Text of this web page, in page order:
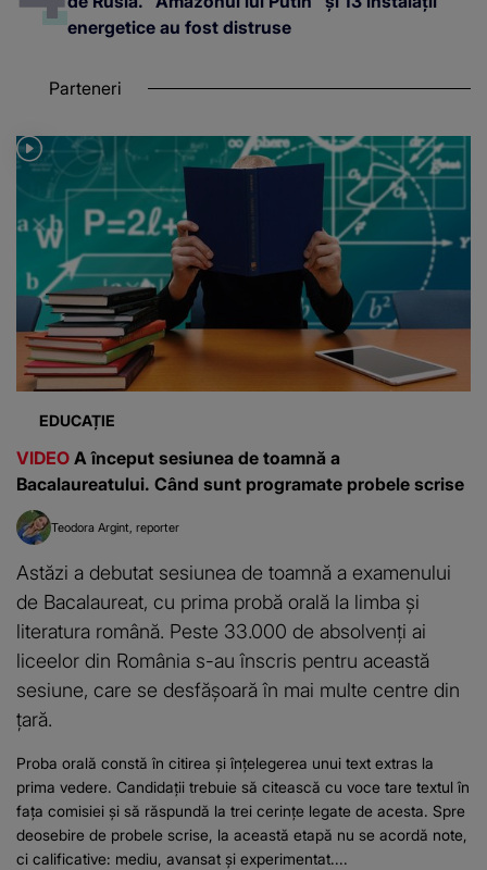
energetice au fost distruse
Parteneri
EDUCAȚIE
VIDEO A început sesiunea de toamnă a
Bacalaureatului. Când sunt programate probele scrise
Teodora Argint reporter
Astăzi a debutat sesiunea de toamnă a examenului
de Bacalaureat, cu prima probă orală la limba și
literatura română. Peste 33.000 de absolvenți ai
liceelor din România s-au înscris pentru această
sesiune, care se desfășoară în mai multe centre din
țară.
Proba orală constă în citirea și înțelegerea unui text extras la
prima vedere. Candidații trebuie să citească cu voce tare textul în
fața comisiei și să răspundă la trei cerințe legate de acesta. Spre
deosebire de probele scrise, la această etapă nu se acordă note,
ci calificative: mediu, avansat și experimentat....